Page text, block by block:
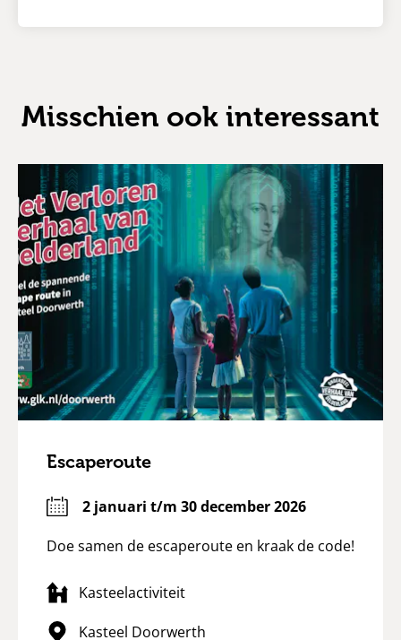
Misschien ook interessant
Escaperoute
2 januari t/m 30 december 2026
Doe samen de escaperoute en kraak de code!
Kasteelactiviteit
Kasteel Doorwerth